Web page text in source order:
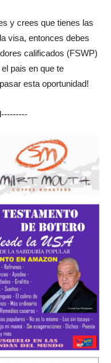
y crees que tienes las
visa, entonces debes
calificados (FSWP)
pais en que te
esta oportunidad!